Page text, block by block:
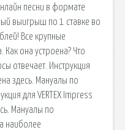
песни в формате
выигрыш по 1 ставке во
Все крупные
она устроена? Что
отвечает. Инструкция
здесь. Мануалы по
для VERTEX Impress
Мануалы по
наиболее